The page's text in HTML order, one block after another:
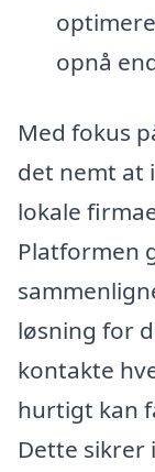
opnå
Med fokus
det nemt at
lokale
Platformen
løsning for
kontakte
hurtigt kan
Dette sikrer